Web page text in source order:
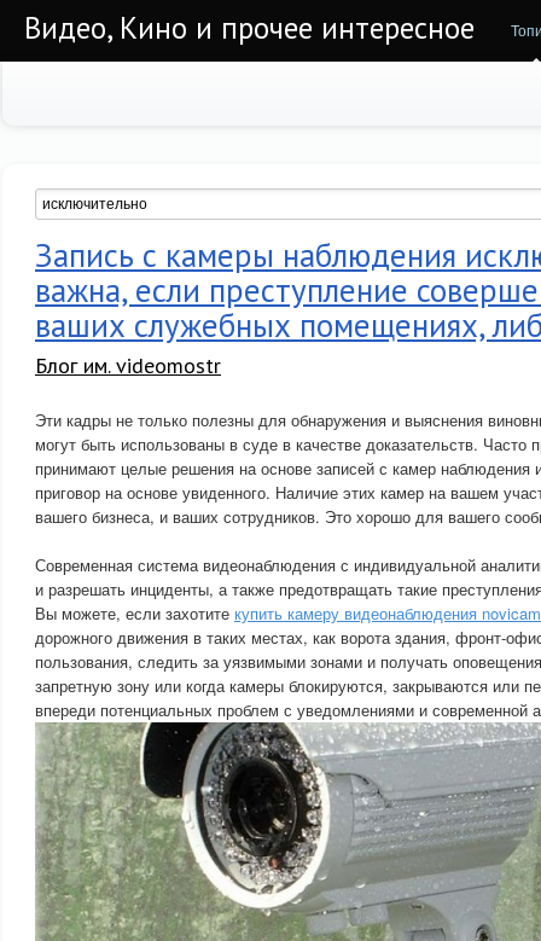
Видео, Кино и прочее интересное
Запись с камеры наблюдения
важна, если преступление
ваших служебных помещениях,
Блог им. videomostr
Эти кадры не только полезны для обнаружения и выяснения
могут быть использованы в суде в качестве доказательств. Часто
принимают целые решения на основе записей с камер наблюдения
приговор на основе увиденного. Наличие этих камер на вашем
вашего бизнеса, и ваших сотрудников. Это хорошо для вашего
Современная система видеонаблюдения с индивидуальной
и разрешать инциденты, а также предотвращать такие
Вы можете, если захотите купить камеру видеонаблюдения novicam
дорожного движения в таких местах, как ворота здания, фронт-
пользования, следить за уязвимыми зонами и получать
запретную зону или когда камеры блокируются, закрываются или
впереди потенциальных проблем с уведомлениями и современной